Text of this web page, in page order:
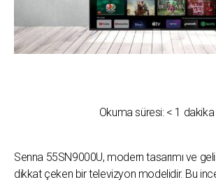
Okuma süresi: < 1 dakika
Senna 55SN9000U, modern tasarımı ve
dikkat çeken bir televizyon modelidir. Bu